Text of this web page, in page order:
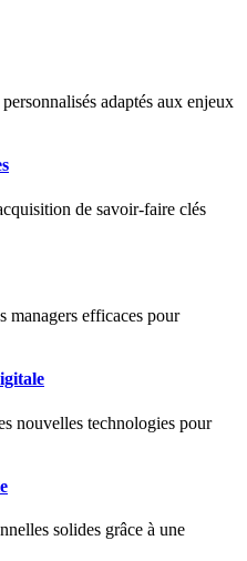
adaptés aux enjeux
de savoir-faire clés
managers efficaces pour
nouvelles technologies pour
solides grâce à une